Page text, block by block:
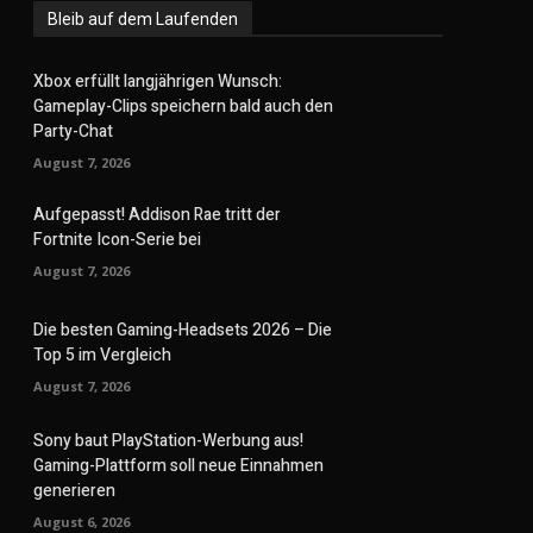
Bleib auf dem Laufenden
Xbox erfüllt langjährigen Wunsch:
Gameplay-Clips speichern bald auch den
Party-Chat
August 7, 2026
Aufgepasst! Addison Rae tritt der
Fortnite Icon-Serie bei
August 7, 2026
Die besten Gaming-Headsets 2026 – Die
Top 5 im Vergleich
August 7, 2026
Sony baut PlayStation-Werbung aus!
Gaming-Plattform soll neue Einnahmen
generieren
August 6, 2026